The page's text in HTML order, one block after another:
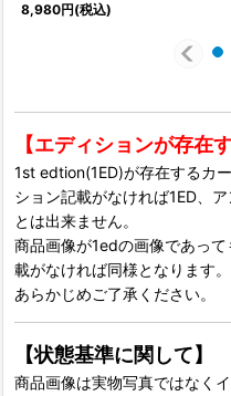
8,980円(税込)
【エディションが存在
1st edtion(1ED)が存在するカ
ション記載がなければ1ED、
とは出来ません。
商品画像が1edの画像であっ
載がなければ同様となります。
あらかじめご了承ください。
【状態基準に関して】
商品画像は実物写真ではなく